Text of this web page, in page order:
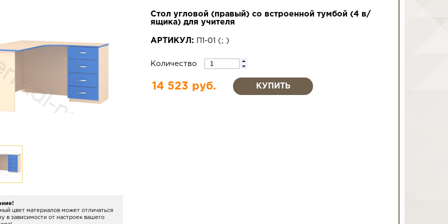
цвет материалов может отличаться
в зависимости от настроек вашего
Стол угловой (правый) со встроенной тумбой (4 в/
ящика) для учителя
АРТИКУЛ: П1-01 ( ; )
Количество
14 523 руб.